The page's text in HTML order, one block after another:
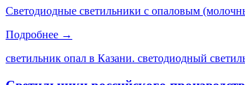
Светодиодные светильники с опаловым
Подробнее →
светильник опал в Казани. светодиодный